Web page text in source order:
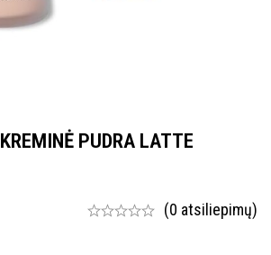
PUDRA LATTE
(0 atsiliepimų)